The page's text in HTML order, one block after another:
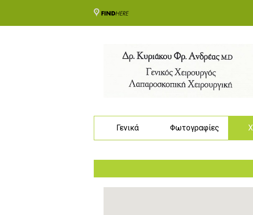
Γενικά Φωτογραφίες